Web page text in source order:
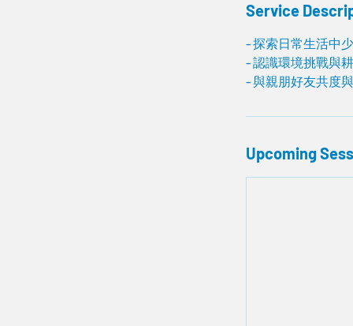
Service
- 探索日常生活中
- 認識環境挑戰與
- 與親朋好友共度
Upcoming